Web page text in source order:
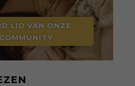
LID VAN ONZE
COMMUNITY